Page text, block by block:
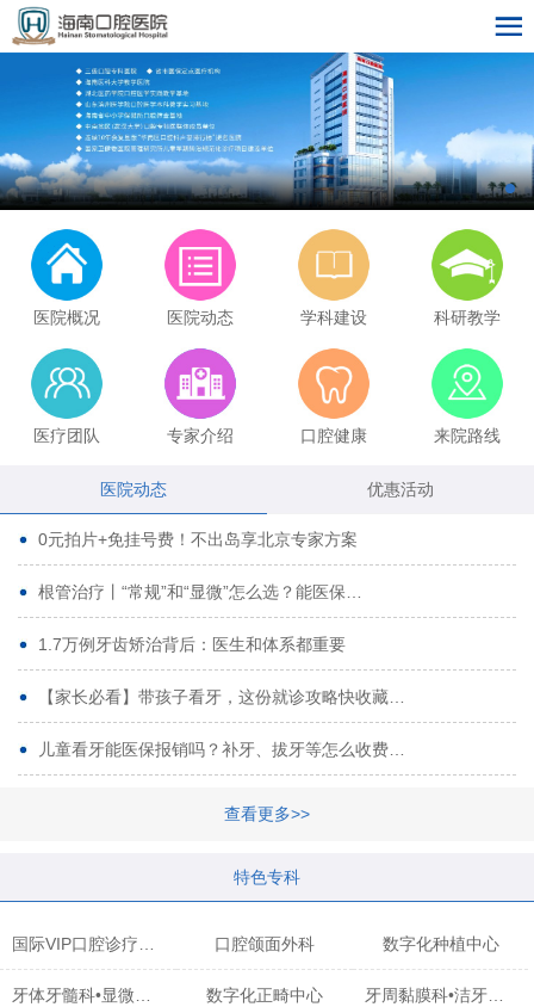
医院概况 医院动态 学科建设 科研教学
医疗团队 专家介绍 口腔健康 来院路线
医院动态 优惠活动
0元拍片+免挂号费！不出岛享北京专家方案
根管治疗丨“常规”和“显微”怎么选？能医保…
1.7万例牙齿矫治背后：医生和体系都重要
【家长必看】带孩子看牙，这份就诊攻略快收藏…
儿童看牙能医保报销吗？补牙、拔牙等怎么收费…
查看更多>>
特色专科
口腔颌面外科 数字化种植中心
数字化正畸中心 牙周黏膜科•洁牙中心